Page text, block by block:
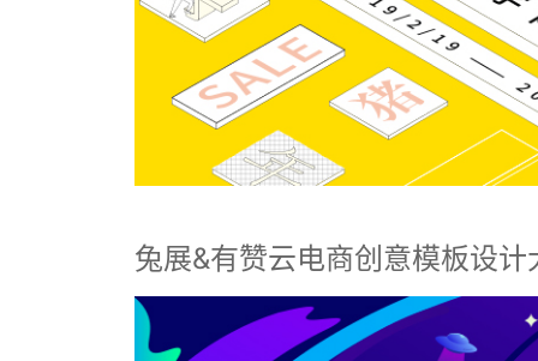
兔展&有赞云电商创意模板设计